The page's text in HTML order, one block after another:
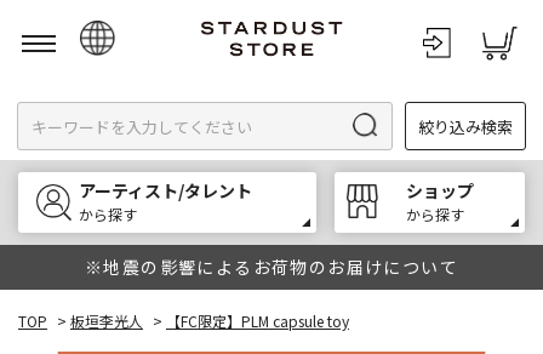
English
한국어
中文
絞り込み検索
アーティスト/タレント
から探す
ショップ
から探す
※地震の影響によるお荷物のお届けについて
TOP > 板垣李光人 > 【FC限定】PLM capsule toy